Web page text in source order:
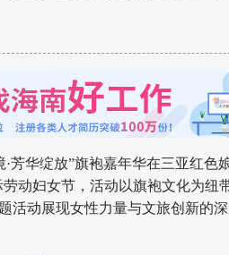
华绽放”旗袍嘉年华在三亚红色
动妇女节，活动以旗袍文化为纽
活动展现女性力量与文旅创新的